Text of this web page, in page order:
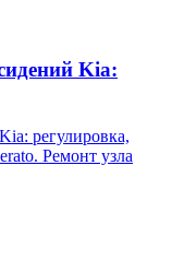
Kia:
регулировка,
Ремонт узла